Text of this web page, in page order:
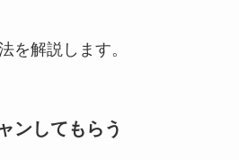
を解説します。
ンしてもらう